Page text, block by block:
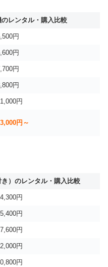
レンタル・購入比較
円
円
円
円
円
円～
）のレンタル・購入比較
円
円
円
円
円